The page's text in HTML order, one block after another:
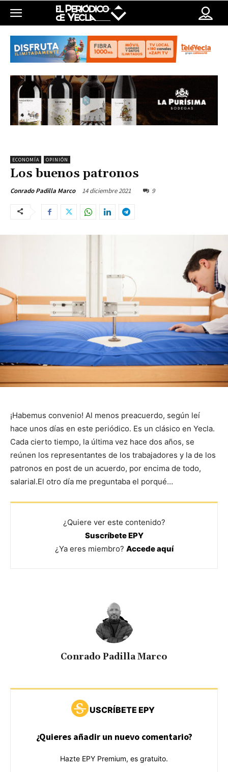
ECONOMÍA OPINIÓN
Los buenos patronos
Conrado Padilla Marco 14 diciembre 2021 9
¡Habemus convenio! Al menos preacuerdo, según leí
hace unos días en este periódico. Es un clásico en Yecla.
Cada cierto tiempo, la última vez hace dos años, se
reúnen los representantes de los trabajadores y la de los
patronos en post de un acuerdo, por encima de todo,
salarial.El otro día me preguntaba el porqué…
¿Quiere ver este contenido?
Suscríbete EPY
¿Ya eres miembro? Accede aquí
Conrado Padilla Marco
USCRÍBETE EPY
¿Quieres añadir un nuevo comentario?
Hazte EPY Premium, es gratuito.